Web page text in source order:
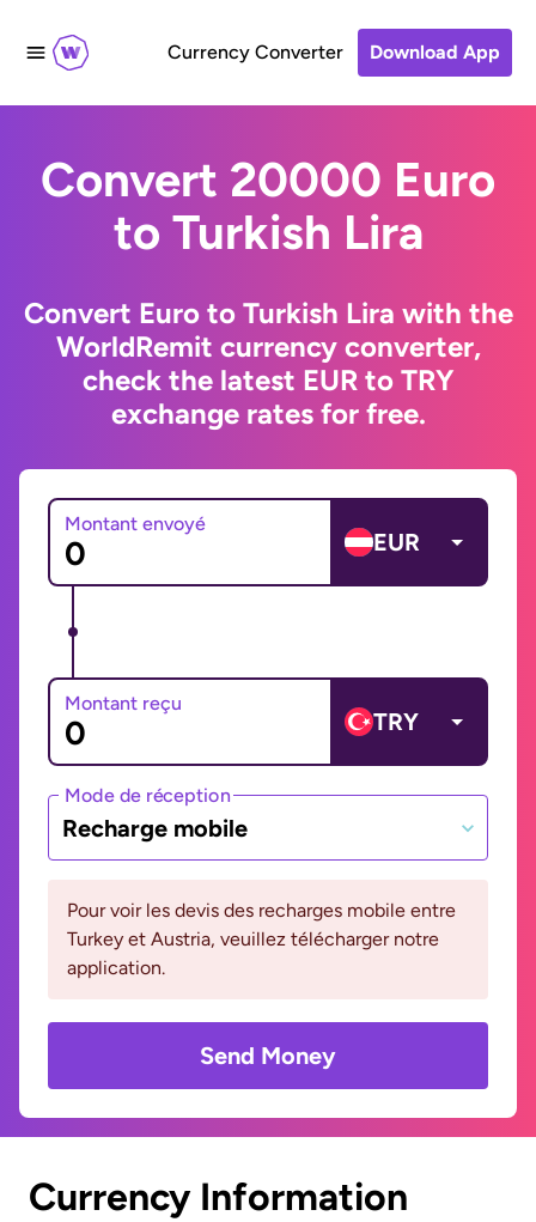
Currency Converter Download App
Convert 20000 Euro
to Turkish Lira
Convert Euro to Turkish Lira with the
WorldRemit currency converter,
check the latest EUR to TRY
exchange rates for free.
Montant envoyé
EUR
Montant reçu
TRY
Mode de réception
Recharge mobile
Pour voir les devis des recharges mobile entre
Turkey et Austria, veuillez télécharger notre
application.
Send Money
Currency Information